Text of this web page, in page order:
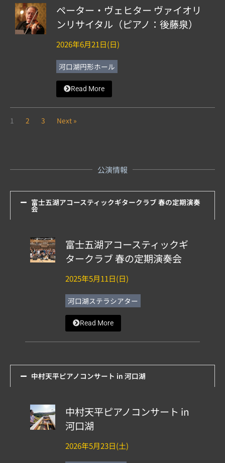
ペーター・ヴェヒター ヴァイオリ
ンリサイタル（ピアノ：後藤泉）
2026年6月21日(日)
河口湖円形ホール
Read More
1 2 3 Next »
公演情報
富士五湖アコースティックギタークラブ 春の定期演奏
会
富士五湖アコースティックギ
タークラブ 春の定期演奏会
2025年5月11日(日)
河口湖ステラシアター
Read More
中村天平ピアノコンサート in 河口湖
中村天平ピアノコンサート in
河口湖
2026年5月23日(土)